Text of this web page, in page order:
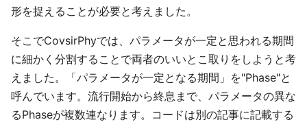
形を捉えることが必要と考えました。
そこでCovsirPhyでは、パラメータが一定と思われる期間
に細かく分割することで両者のいいとこ取りをしようと考
えました。「パラメータが一定となる期間」を"Phase"と
呼んでいます。流行開始から終息まで、パラメータの異な
るPhaseが複数連なります。コードは別の記事に記載する